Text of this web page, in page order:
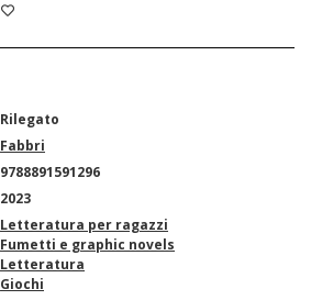
Rilegato
Fabbri
9788891591296
2023
Letteratura per ragazzi
Fumetti e graphic novels
Letteratura
Giochi